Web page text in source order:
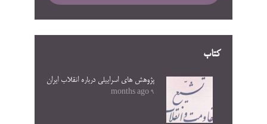
کتاب
پژوهش های اسراییلی درباره انقلاب ایران
9 months ago